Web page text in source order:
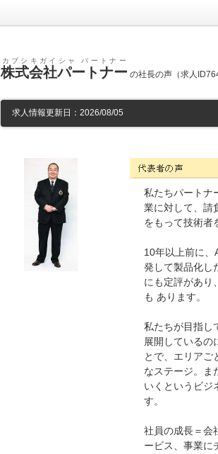
株式会社パートナー
カブシキガイシャ パートナー
の社長の声（求人
求人情報更新日：2026/08/05
私たちパートナ
業に対して、請
をもって技術者
10年以上前に、
発して製品化し
にも定評があり
も あります。
私たちが目指し
展開しているの
とで、エリアご
なステージ。ま
いくというビジ
す。
社員の成長＝会
ービス、事業に